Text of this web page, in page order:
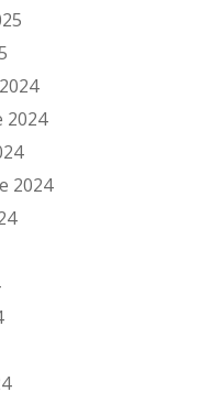
2024
2024